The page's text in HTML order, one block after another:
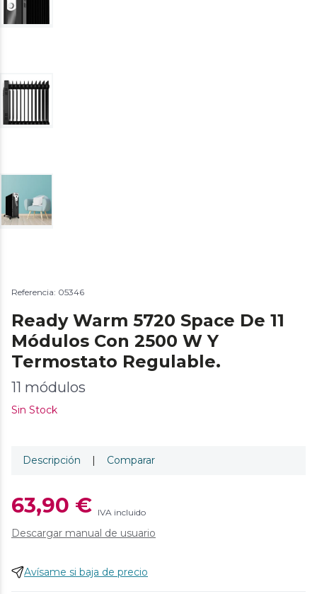
Referencia: 05346
Ready Warm 5720 Space De 11
Módulos Con 2500 W Y
Termostato Regulable.
11 módulos
Sin Stock
Descripción | Comparar
63,90 € IVA incluido
Descargar manual de usuario
Avísame si baja de precio